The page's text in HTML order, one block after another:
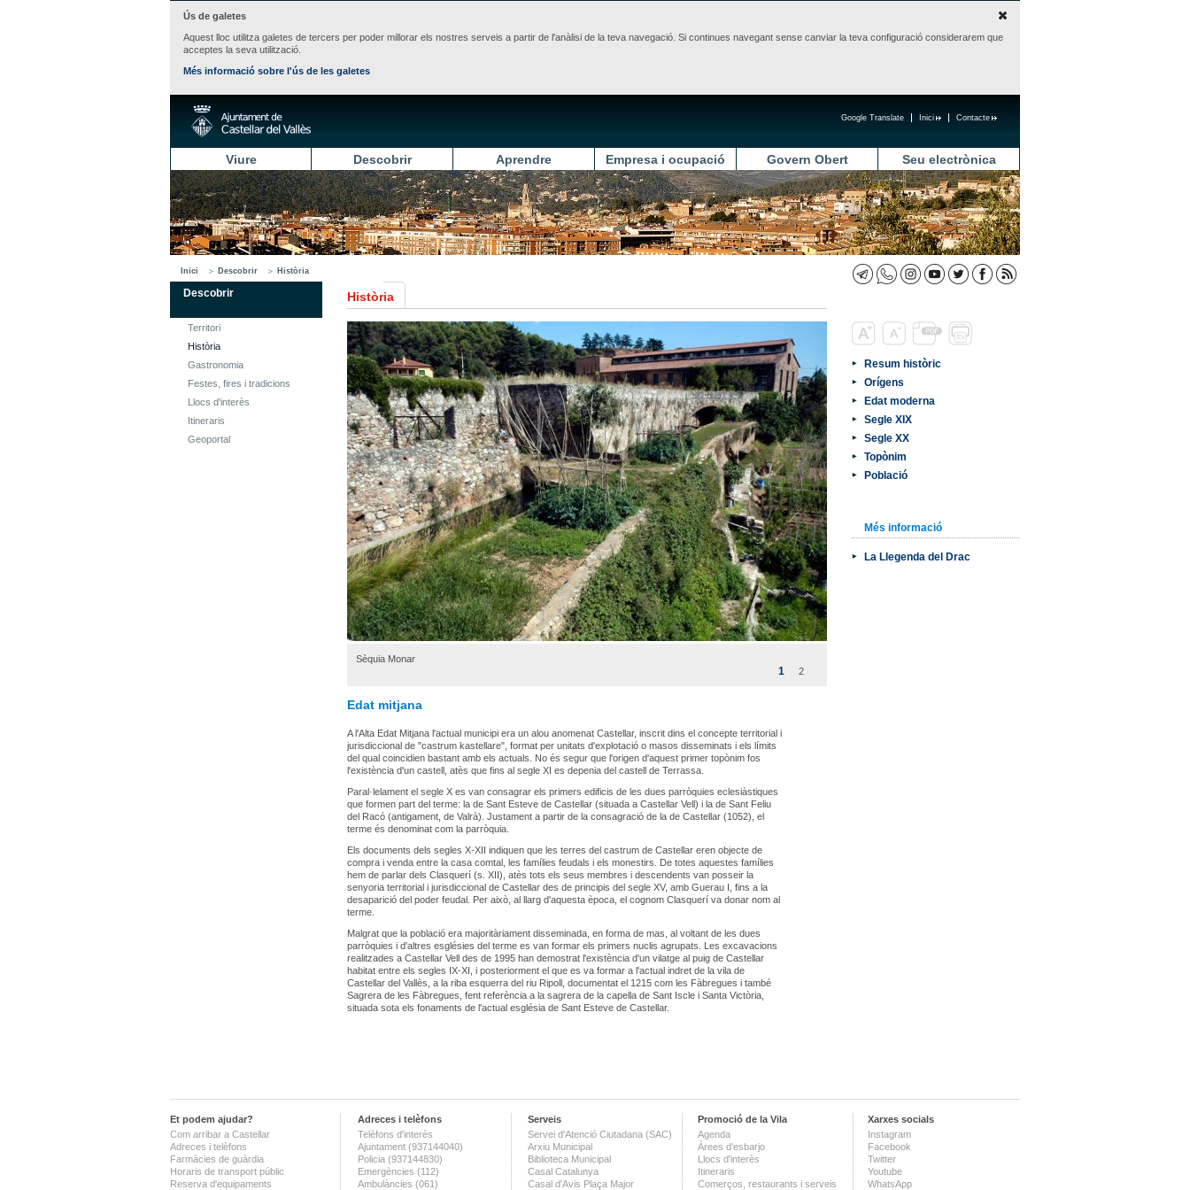
Ús de galetes
Aquest lloc utilitza galetes de tercers per poder millorar els nostres serveis a partir de l'anàlisi de la teva navegació. Si continues navegant sense canviar la teva configuració considerarem que
acceptes la seva utilització.
Més informació sobre l'ús de les galetes
Contacte
Inici
Google Translate
Viure Descobrir Aprendre Empresa i ocupació Govern Obert Seu electrònica
Inici Descobrir Història
Descobrir
Territori
Història
Gastronomia
Festes, fires i tradicions
Llocs d'interès
Itineraris
Geoportal
Història
Sèquia Monar
1 2
Edat mitjana
A l'Alta Edat Mitjana l'actual municipi era un alou anomenat Castellar, inscrit dins el concepte territorial i
jurisdiccional de "castrum kastellare", format per unitats d'explotació o masos disseminats i els límits
del qual coincidien bastant amb els actuals. No és segur que l'origen d'aquest primer topònim fos
l'existència d'un castell, atès que fins al segle XI es depenia del castell de Terrassa.
Paral·lelament el segle X es van consagrar els primers edificis de les dues parròquies eclesiàstiques
que formen part del terme: la de Sant Esteve de Castellar (situada a Castellar Vell) i la de Sant Feliu
del Racó (antigament, de Valrà). Justament a partir de la consagració de la de Castellar (1052), el
terme és denominat com la parròquia.
Els documents dels segles X-XII indiquen que les terres del castrum de Castellar eren objecte de
compra i venda entre la casa comtal, les famílies feudals i els monestirs. De totes aquestes famílies
hem de parlar dels Clasquerí (s. XII), atès tots els seus membres i descendents van posseir la
senyoria territorial i jurisdiccional de Castellar des de principis del segle XV, amb Guerau I, fins a la
desaparició del poder feudal. Per això, al llarg d'aquesta època, el cognom Clasquerí va donar nom al
terme.
Malgrat que la població era majoritàriament disseminada, en forma de mas, al voltant de les dues
parròquies i d'altres esglésies del terme es van formar els primers nuclis agrupats. Les excavacions
realitzades a Castellar Vell des de 1995 han demostrat l'existència d'un vilatge al puig de Castellar
habitat entre els segles IX-XI, i posteriorment el que es va formar a l'actual indret de la vila de
Castellar del Vallès, a la riba esquerra del riu Ripoll, documentat el 1215 com les Fàbregues i també
Sagrera de les Fàbregues, fent referència a la sagrera de la capella de Sant Iscle i Santa Victòria,
situada sota els fonaments de l'actual església de Sant Esteve de Castellar.
Resum històric
Orígens
Edat moderna
Segle XIX
Segle XX
Topònim
Població
Més informació
La Llegenda del Drac
Et podem ajudar?
Com arribar a Castellar
Adreces i telèfons
Farmàcies de guàrdia
Horaris de transport públic
Reserva d'equipaments
Adreces i telèfons
Telèfons d'interès
Ajuntament (937144040)
Policia (937144830)
Emergències (112)
Ambulàncies (061)
Serveis
Servei d'Atenció Ciutadana (SAC)
Arxiu Municipal
Biblioteca Municipal
Casal Catalunya
Casal d'Avis Plaça Major
Promoció de la Vila
Agenda
Àrees d'esbarjo
Llocs d'interès
Itineraris
Comerços, restaurants i serveis
Xarxes socials
Instagram
Facebook
Twitter
Youtube
WhatsApp